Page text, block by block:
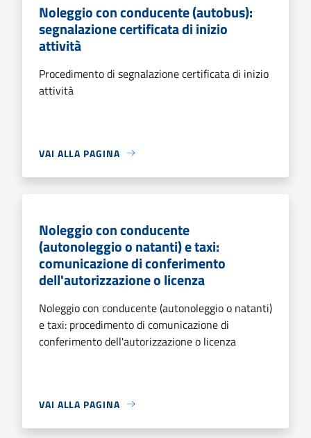
Noleggio con conducente (autobus):
segnalazione certificata di inizio
attività
Procedimento di segnalazione certificata di inizio
attività
VAI ALLA PAGINA
Noleggio con conducente
(autonoleggio o natanti) e taxi:
comunicazione di conferimento
dell'autorizzazione o licenza
Noleggio con conducente (autonoleggio o natanti)
e taxi: procedimento di comunicazione di
conferimento dell'autorizzazione o licenza
VAI ALLA PAGINA